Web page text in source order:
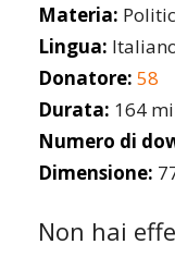
Materia:
Lingua:
Donatore: 58
Durata: 164
Numero di
Dimensione:
Non hai